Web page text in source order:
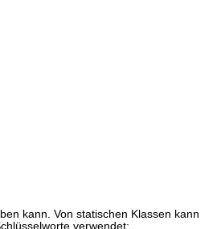
kann. Von statischen Klassen kann
verwendet: